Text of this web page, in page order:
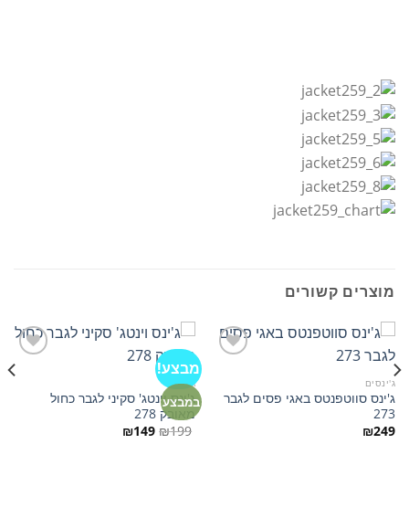
מוצרים קשורים
הוסף
למועדפים
ג'ינסים
ג'ינס סווטפנטס באגי פסים לגבר
273
₪249
מבצע!
במבצע
ג'ינסים
ג'ינס וינטג' סקיני לגבר כחול
מאובק 278
₪199 המחיר
המקורי
₪149 המחיר
הנוכחי